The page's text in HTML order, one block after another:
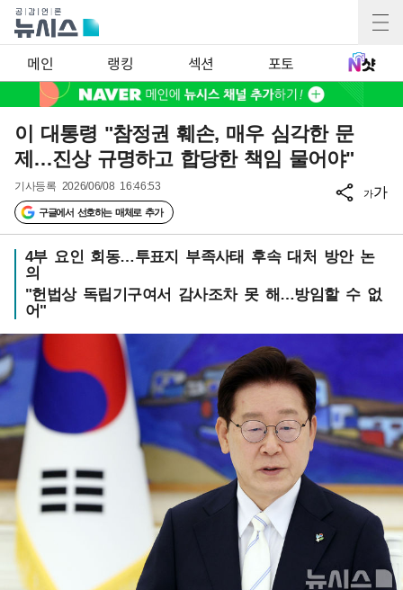
메인 랭킹 섹션 포토
이 대통령 "참정권 훼손, 매우 심각한 문
제…진상 규명하고 합당한 책임 물어야"
기사등록 2026/06/08 16:46:53
구글에서 선호하는 매체로 추가
가가
4부 요인 회동…투표지 부족사태 후속 대처 방안 논
의
"헌법상 독립기구여서 감사조차 못 해…방임할 수 없
어"